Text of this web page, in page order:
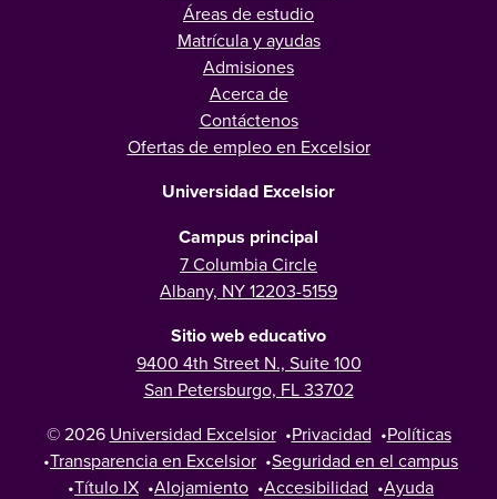
Áreas de estudio
Matrícula y ayudas
Admisiones
Acerca de
Contáctenos
Ofertas de empleo en Excelsior
Universidad Excelsior
Campus principal
7 Columbia Circle
Albany, NY 12203-5159
Sitio web educativo
9400 4th Street N., Suite 100
San Petersburgo, FL 33702
© 2026 Universidad Excelsior •Privacidad •Políticas
•Transparencia en Excelsior •Seguridad en el campus
•Título IX •Alojamiento •Accesibilidad •Ayuda